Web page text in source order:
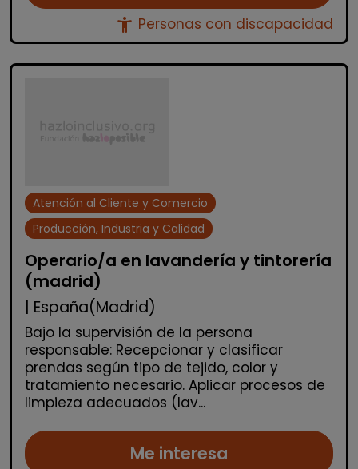
accessibility_new Personas con discapacidad
Atención al Cliente y Comercio
Producción, Industria y Calidad
Operario/a en lavandería y tintorería
(madrid)
| España(Madrid)
Bajo la supervisión de la persona
responsable: Recepcionar y clasificar
prendas según tipo de tejido, color y
tratamiento necesario. Aplicar procesos de
limpieza adecuados (lav...
Me interesa